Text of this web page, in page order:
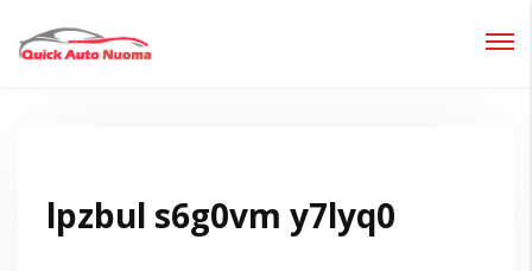
lpzbul s6g0vm y7lyq0